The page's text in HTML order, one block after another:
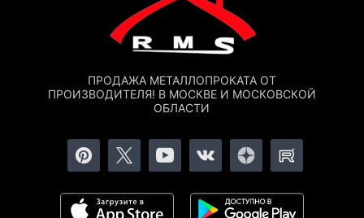
ПРОДАЖА МЕТАЛЛОПРОКАТА ОТ
ПРОИЗВОДИТЕЛЯ! В МОСКВЕ И МОСКОВСКОЙ
ОБЛАСТИ